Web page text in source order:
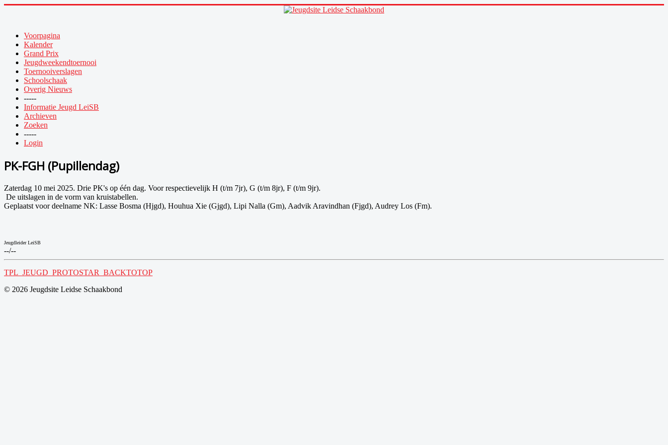
Voorpagina
Kalender
Grand Prix
Jeugdweekendtoernooi
Toernooiverslagen
Schoolschaak
Overig Nieuws
-----
Informatie Jeugd LeiSB
Archieven
Zoeken
-----
Login
PK-FGH (Pupillendag)
Zaterdag 10 mei 2025. Drie PK's op één dag. Voor respectievelijk H (t/m 7jr), G (t/m 8jr), F (t/m 9jr).
De uitslagen in de vorm van kruistabellen.
Geplaatst voor deelname NK: Lasse Bosma (Hjgd), Houhua Xie (Gjgd), Lipi Nalla (Gm), Aadvik Aravindhan (Fjgd), Audrey Los (Fm).
Jeugdleider LeiSB
--/--
TPL_JEUGD_PROTOSTAR_BACKTOTOP
© 2026 Jeugdsite Leidse Schaakbond